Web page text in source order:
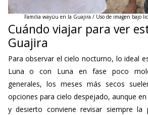
Familia wayúu en la Guajira / Uso de imagen bajo
Cuándo viajar para ver
Guajira
Para observar el cielo nocturno, lo ideal
Luna o con Luna en fase poco
generales, los meses más secos
opciones para cielo despejado, aunque
y desierto conviene revisar siempre la